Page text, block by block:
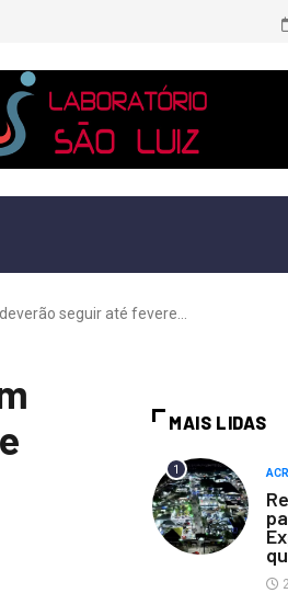
seguir até fevere...
MAIS LIDAS
1